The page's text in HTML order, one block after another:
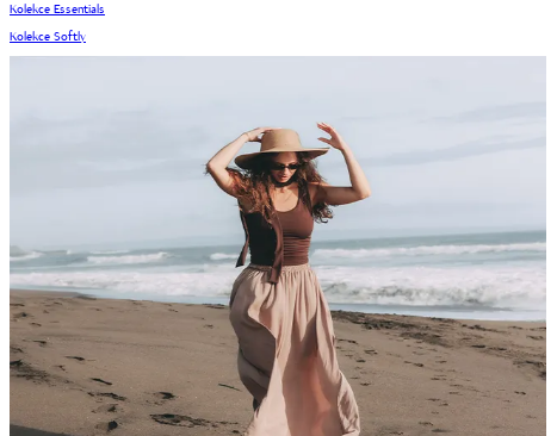
Kolekce Essentials
Kolekce Softly